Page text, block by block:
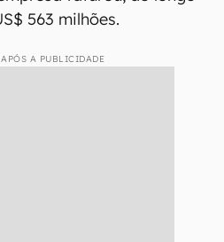
563 milhões.
A PUBLICIDADE